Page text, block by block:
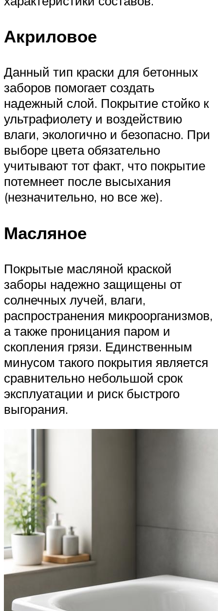
Акриловое
Данный тип краски для бетонных
заборов помогает создать
надежный слой. Покрытие стойко к
ультрафиолету и воздействию
влаги, экологично и безопасно. При
выборе цвета обязательно
учитывают тот факт, что покрытие
потемнеет после высыхания
(незначительно, но все же).
Масляное
Покрытые масляной краской
заборы надежно защищены от
солнечных лучей, влаги,
распространения микроорганизмов,
а также проницания паром и
скопления грязи. Единственным
минусом такого покрытия является
сравнительно небольшой срок
эксплуатации и риск быстрого
выгорания.